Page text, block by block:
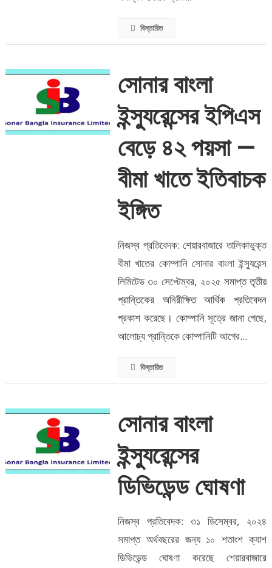
বিস্তারিত
সোনার বাংলা
ইন্স্যুরেন্সের ইপিএস
বেড়ে ৪২ পয়সা —
বীমা খাতে ইতিবাচক
ইঙ্গিত
নিজস্ব প্রতিবেদক: শেয়ারবাজারে তালিকাভুক্ত
বীমা খাতের কোম্পানি সোনার বাংলা ইন্স্যুরেন্স
লিমিটেড ৩০ সেপ্টেম্বর, ২০২৫ সমাপ্ত তৃতীয়
প্রান্তিকের অনিরীক্ষিত আর্থিক প্রতিবেদন
প্রকাশ করেছে। কোম্পানি সূত্রে জানা গেছে,
আলোচ্য প্রান্তিকে কোম্পানিটি আগের...
বিস্তারিত
সোনার বাংলা
ইন্স্যুরেন্সের
ডিভিডেন্ড ঘোষণা
নিজস্ব প্রতিবেদক: ৩১ ডিসেম্বর, ২০২৪
সমাপ্ত অর্থবছরের জন্য ১০ শতাংশ ক্যাশ
ডিভিডেন্ড ঘোষণা করেছে শেয়ারবাজারে